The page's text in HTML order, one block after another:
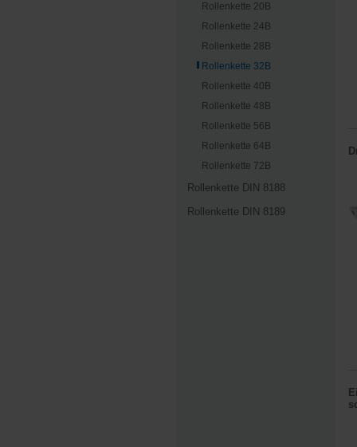
Rollenkette 20B
Rollenkette 24B
Rollenkette 28B
Rollenkette 32B
Rollenkette 40B
Rollenkette 48B
Rollenkette 56B
Rollenkette 64B
Rollenkette 72B
Rollenkette DIN 8188
Rollenkette DIN 8189